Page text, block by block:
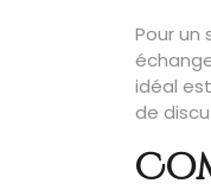
Pour un
idéal
de